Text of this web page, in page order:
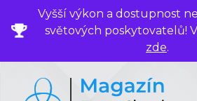
Vyšší výkon a dostupnost
světových poskytovatelů!
zde.